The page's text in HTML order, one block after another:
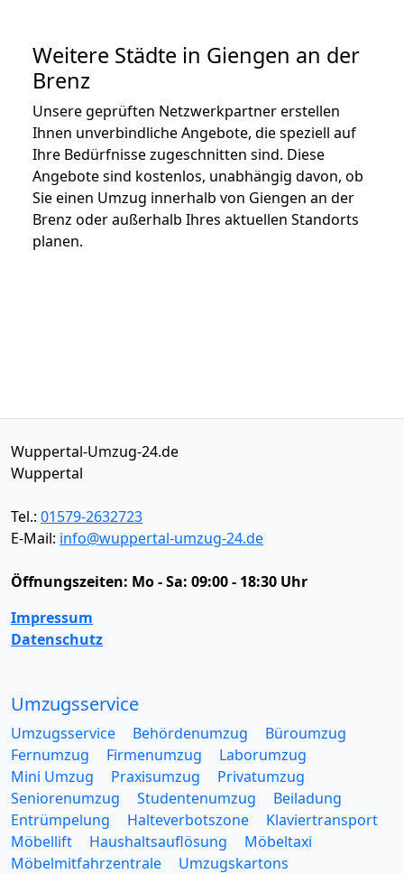
Weitere Städte in Giengen an der
Brenz
Unsere geprüften Netzwerkpartner erstellen
Ihnen unverbindliche Angebote, die speziell auf
Ihre Bedürfnisse zugeschnitten sind. Diese
Angebote sind kostenlos, unabhängig davon, ob
Sie einen Umzug innerhalb von Giengen an der
Brenz oder außerhalb Ihres aktuellen Standorts
planen.
Wuppertal-Umzug-24.de
Wuppertal
Tel.: 01579-2632723
E-Mail: info@wuppertal-umzug-24.de
Öffnungszeiten: Mo - Sa: 09:00 - 18:30 Uhr
Impressum
Datenschutz
Umzugsservice
Umzugsservice Behördenumzug
Büroumzug
Fernumzug
Firmenumzug
Laborumzug
Mini Umzug
Praxisumzug
Privatumzug
Seniorenumzug
Studentenumzug
Beiladung
Entrümpelung
Halteverbotszone
Klaviertransport
Möbellift
Haushaltsauflösung
Möbeltaxi
Möbelmitfahrzentrale
Umzugskartons